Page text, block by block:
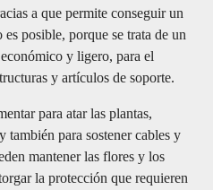
a que permite conseguir un
posible, porque se trata de un
y ligero, para el
y artículos de soporte.
para atar las plantas,
también para sostener cables y
mantener las flores y los
la protección que requieren